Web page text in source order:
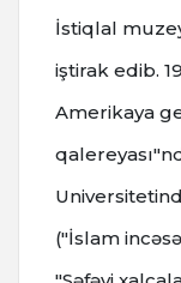
İstiqlal
iştirak edib.
Amerikaya
("İslam